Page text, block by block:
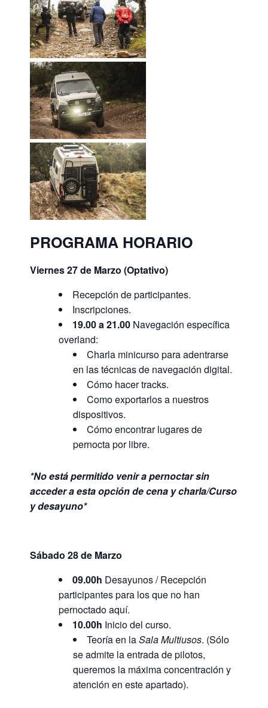
PROGRAMA HORARIO
Viernes 27 de Marzo (Optativo)
Recepción de participantes.
Inscripciones.
19.00 a 21.00 Navegación específica
overland:
Charla minicurso para adentrarse
en las técnicas de navegación digital.
Cómo hacer tracks.
Como exportarlos a nuestros
dispositivos.
Cómo encontrar lugares de
pernocta por libre.
*No está permitido venir a pernoctar sin
acceder a esta opción de cena y charla/Curso
y desayuno*
Sábado 28 de Marzo
09.00h Desayunos / Recepción
participantes para los que no han
pernoctado aquí.
10.00h Inicio del curso.
Teoría en laSala Multiusos. (Sólo
se admite la entrada de pilotos,
queremos la máxima concentración y
atención en este apartado).